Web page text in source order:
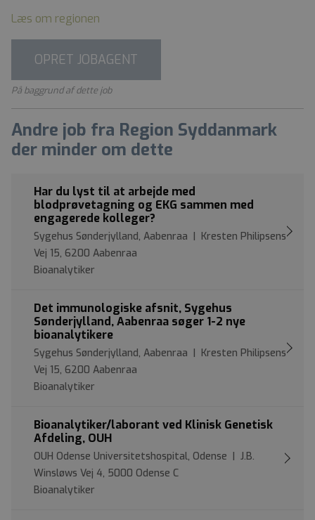
Læs om regionen
OPRET JOBAGENT
På baggrund af dette job
Andre job fra Region Syddanmark
der minder om dette
Har du lyst til at arbejde med
blodprøvetagning og EKG sammen med
engagerede kolleger?
Sygehus Sønderjylland, Aabenraa | Kresten Philipsens
Vej 15, 6200 Aabenraa
Bioanalytiker
Det immunologiske afsnit, Sygehus
Sønderjylland, Aabenraa søger 1-2 nye
bioanalytikere
Sygehus Sønderjylland, Aabenraa | Kresten Philipsens
Vej 15, 6200 Aabenraa
Bioanalytiker
Bioanalytiker/laborant ved Klinisk Genetisk
Afdeling, OUH
OUH Odense Universitetshospital, Odense | J.B.
Winsløws Vej 4, 5000 Odense C
Bioanalytiker